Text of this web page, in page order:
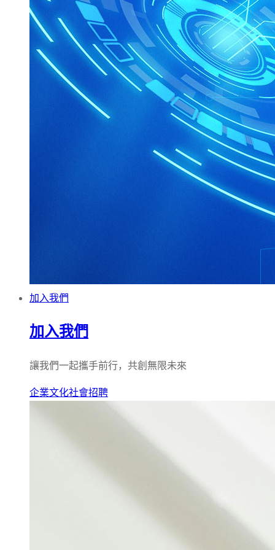
加入我們
加入我們
讓我們一起攜手前行，共創無限未來
企業文化社會招聘